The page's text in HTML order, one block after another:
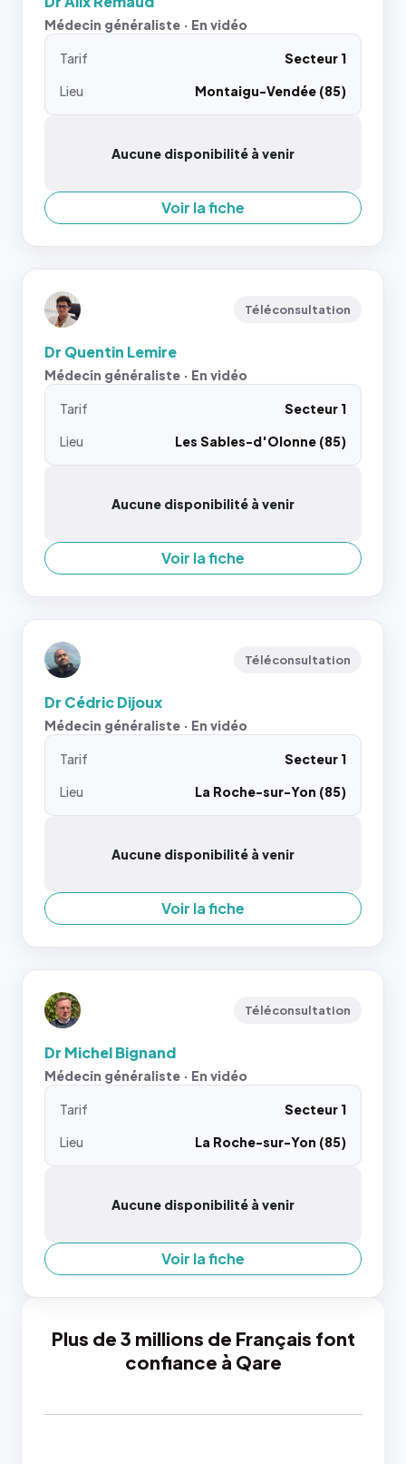
Médecin généraliste · En vidéo
Tarif
Secteur 1
Lieu
Montaigu-Vendée (85)
Aucune disponibilité à venir
Voir la fiche
Téléconsultation
Dr Quentin Lemire
Médecin généraliste · En vidéo
Tarif
Secteur 1
Lieu
Les Sables-d'Olonne (85)
Aucune disponibilité à venir
Voir la fiche
Téléconsultation
Dr Cédric Dijoux
Médecin généraliste · En vidéo
Tarif
Secteur 1
Lieu
La Roche-sur-Yon (85)
Aucune disponibilité à venir
Voir la fiche
Téléconsultation
Dr Michel Bignand
Médecin généraliste · En vidéo
Tarif
Secteur 1
Lieu
La Roche-sur-Yon (85)
Aucune disponibilité à venir
Voir la fiche
Plus de 3 millions de Français font
confiance à Qare